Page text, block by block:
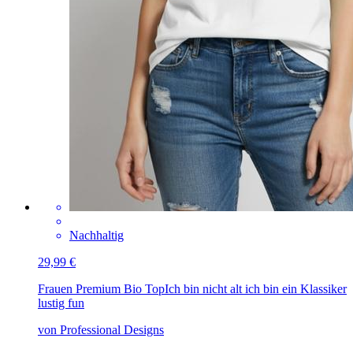
Nachhaltig
29,99 €
Frauen Premium Bio TopIch bin nicht alt ich bin ein Klassiker
lustig fun
von Professional Designs